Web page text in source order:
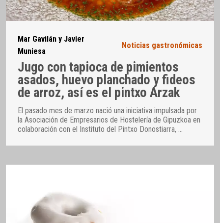
Mar Gavilán y Javier
Muniesa
Noticias gastronómicas
Jugo con tapioca de pimientos
asados, huevo planchado y fideos
de arroz, así es el pintxo Arzak
El pasado mes de marzo nació una iniciativa impulsada por
la Asociación de Empresarios de Hostelería de Gipuzkoa en
colaboración con el Instituto del Pintxo Donostiarra, …